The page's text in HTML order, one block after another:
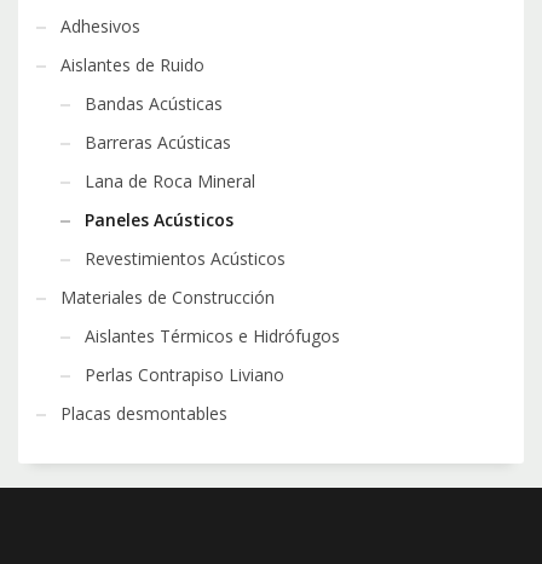
Adhesivos
Aislantes de Ruido
Bandas Acústicas
Barreras Acústicas
Lana de Roca Mineral
Paneles Acústicos
Revestimientos Acústicos
Materiales de Construcción
Aislantes Térmicos e Hidrófugos
Perlas Contrapiso Liviano
Placas desmontables